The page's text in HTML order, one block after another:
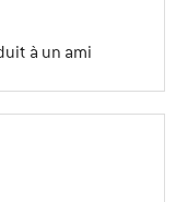
à un ami